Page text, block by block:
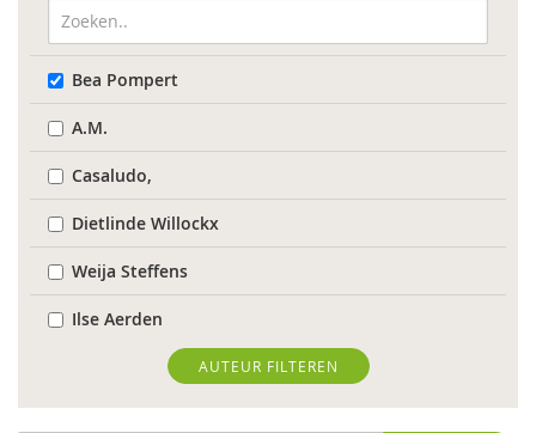
Bea Pompert
A.M.
Casaludo,
Dietlinde Willockx
Weija Steffens
Ilse Aerden
Pauline van Aken
Evelyn Akkermans
AUTEUR FILTEREN